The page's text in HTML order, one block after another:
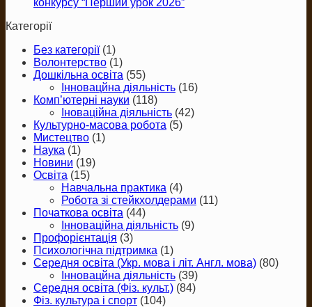
Категорії
Без категорії(1)
Волонтерство (1)
Дошкільна освіта (55)
Інновацйна діяльність (16)
Комп’ютерні науки (118)
Іноваційна діяльність (42)
Культурно-масова робота (5)
Мистецтво (1)
Наука (1)
Новини (19)
Освіта (15)
Навчальна практика (4)
Робота зі стейкхолдерами (11)
Початкова освіта (44)
Інноваційна діяльність (9)
Профорієнтація (3)
Психологічна підтримка (1)
Середня освіта (Укр. мова і літ. Англ. мова) (80)
Інновацйна діяльність (39)
Середня освіта (Фіз. культ.) (84)
Фіз. культура і спорт (104)